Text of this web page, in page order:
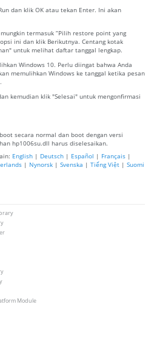
dan klik OK atau tekan Enter. Ini akan
termasuk “Pilih restore point yang
ini dan klik Berikutnya. Centang kotak
untuk melihat daftar tanggal lengkap.
Windows 10. Perlu diingat bahwa Anda
memulihkan Windows ke tanggal ketika pesan
kemudian klik "Selesai" untuk mengonfirmasi
secara normal dan boot dengan versi
hp1006su.dll harus diselesaikan.
English | Deutsch | Español | Français |
| Nynorsk | Svenska | Tiếng Việt | Suomi
Module